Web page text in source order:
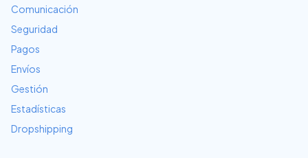
Comunicación
Seguridad
Pagos
Envíos
Gestión
Estadísticas
Dropshipping